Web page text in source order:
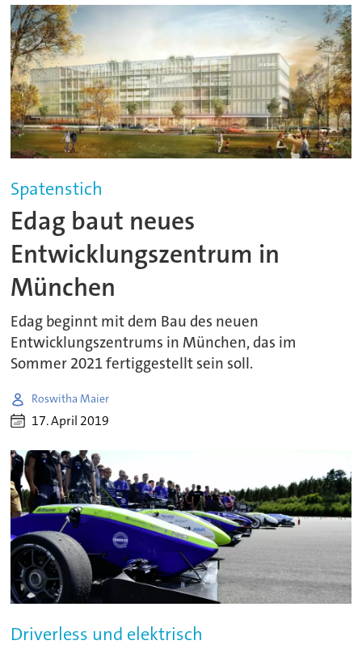
Spatenstich
Edag baut neues
Entwicklungszentrum in
München
Edag beginnt mit dem Bau des neuen
Entwicklungszentrums in München, das im
Sommer 2021 fertiggestellt sein soll.
Roswitha Maier
17. April 2019
Driverless und elektrisch